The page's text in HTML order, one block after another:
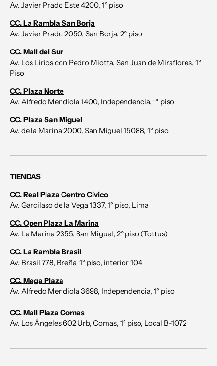
Av. Javier Prado Este 4200, 1° piso
CC. La Rambla San Borja
Av. Javier Prado 2050, San Borja, 2º piso
CC. Mall del Sur
Av. Los Lirios con Pedro Miotta, San Juan de Miraflores, 1°
Piso
CC. Plaza Norte
Av. Alfredo Mendiola 1400, Independencia, 1° piso
CC. Plaza San Miguel
Av. de la Marina 2000, San Miguel 15088, 1° piso
TIENDAS
CC. Real Plaza Centro Cívico
Av. Garcilaso de la Vega 1337, 1° piso, Lima
CC. Open Plaza La Marina
Av. La Marina 2355, San Miguel, 2º piso (Tottus)
CC. La Rambla Brasil
Av. Brasil 778, Breña, 1° piso, interior 104
CC. Mega Plaza
Av. Alfredo Mendiola 3698, Independencia, 1° piso
CC. Mall Plaza Comas
Av. Los Ángeles 602 Urb, Comas, 1° piso, Local B-1072